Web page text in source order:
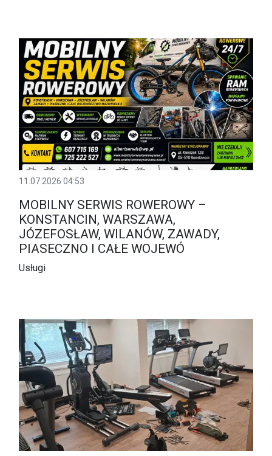
11.07.2026 04:53
MOBILNY SERWIS ROWEROWY –
KONSTANCIN, WARSZAWA,
JÓZEFOSŁAW, WILANÓW, ZAWADY,
PIASECZNO I CAŁE WOJEWÓ
Usługi